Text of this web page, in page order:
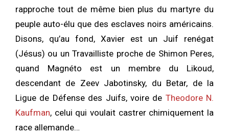
rapproche tout de même bien plus du martyre du
peuple auto-élu que des esclaves noirs américains.
Disons, qu’au fond, Xavier est un Juif renégat
(Jésus) ou un Travailliste proche de Shimon Peres,
quand Magnéto est un membre du Likoud,
descendant de Zeev Jabotinsky, du Betar, de la
Ligue de Défense des Juifs, voire de Theodore N.
Kaufman, celui qui voulait castrer chimiquement la
race allemande…